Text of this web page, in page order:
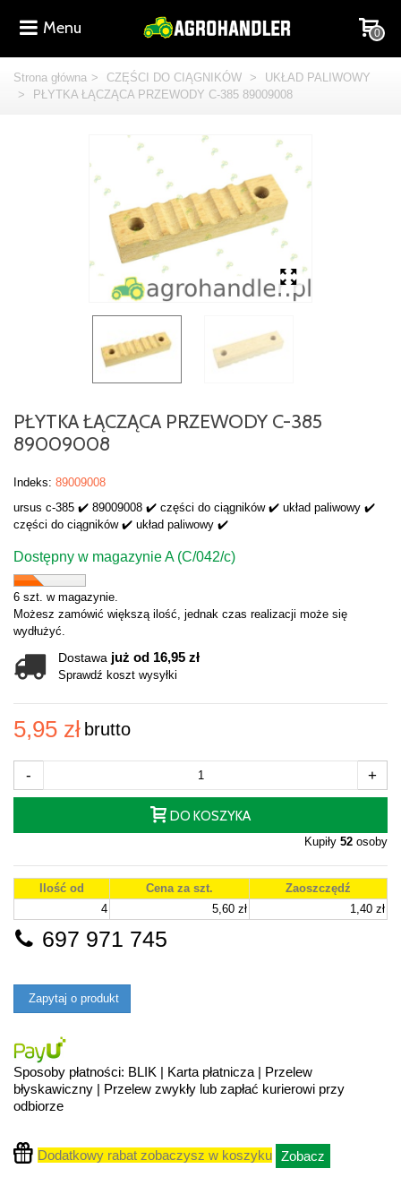
Menu 0
Strona główna > CZĘŚCI DO CIĄGNIKÓW >
UKŁAD PALIWOWY
>
PŁYTKA ŁĄCZĄCA PRZEWODY C-385 89009008
PŁYTKA ŁĄCZĄCA PRZEWODY C-385
89009008
Indeks: 89009008
ursus c-385 ✔️ 89009008 ✔️ części do ciągników ✔️ układ paliwowy ✔️
części do ciągników ✔️ układ paliwowy ✔️
Dostępny w magazynie A (C/042/c)
6 szt. w magazynie.
Możesz zamówić większą ilość, jednak czas realizacji może się
wydłużyć.
Dostawa już od 16,95 zł
Sprawdź koszt wysyłki
5,95 zł brutto
- +
DO KOSZYKA
Kupiły 52 osoby
Ilość od Cena za szt.
Zaoszczędź
4
5,60 zł 1,40 zł
697 971 745
Zapytaj o produkt
Sposoby płatności: BLIK | Karta płatnicza | Przelew
błyskawiczny | Przelew zwykły lub zapłać kurierowi przy
odbiorze
Dodatkowy rabat zobaczysz w koszyku Zobacz